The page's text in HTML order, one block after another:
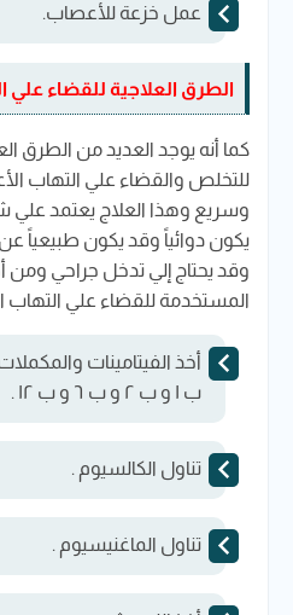
عمل خزعة للأعصاب.
الطرق العلاجية للقضاء علي
كما أنه يوجد العديد من الطرق
للتخلص والقضاء علي التهاب
وسريع وهذا العلاج يعتمد علي
يكون دوائياً وقد يكون طبيعياً
وقد يحتاج إلي تدخل جراحي ومن
المستخدمة للقضاء علي التهاب
أخذ الفيتامينات
ب ١ و ب ٢ و ب ٦ و ب ١٢ .
تناول الكالسيوم .
تناول الماغنيسيوم .